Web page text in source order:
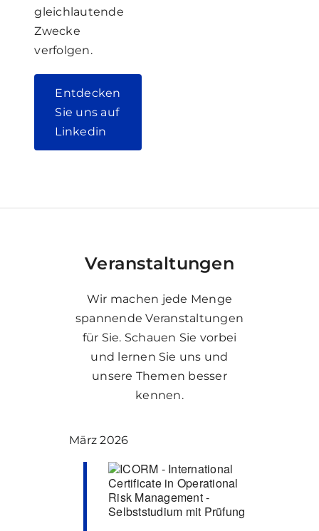
gleichlautende
Zwecke
verfolgen.
Entdecken
Sie uns auf
Linkedin
Veranstaltungen
Wir machen jede Menge
spannende Veranstaltungen
für Sie. Schauen Sie vorbei
und lernen Sie uns und
unsere Themen besser
kennen.
März 2026